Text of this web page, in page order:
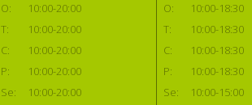
O:
10:00-20:00
T:
10:00-20:00
C:
10:00-20:00
P:
10:00-20:00
Se:
10:00-20:00
O:
10:00-18:30
T:
10:00-18:30
C:
10:00-18:30
P:
10:00-18:30
Se:
10:00-15:00